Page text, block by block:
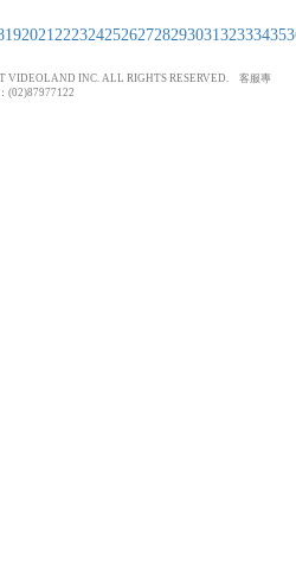
192021 22232425262728293031 32333435
VIDEOLAND INC. ALL RIGHTS RESERVED. 客服專
(02)87977122